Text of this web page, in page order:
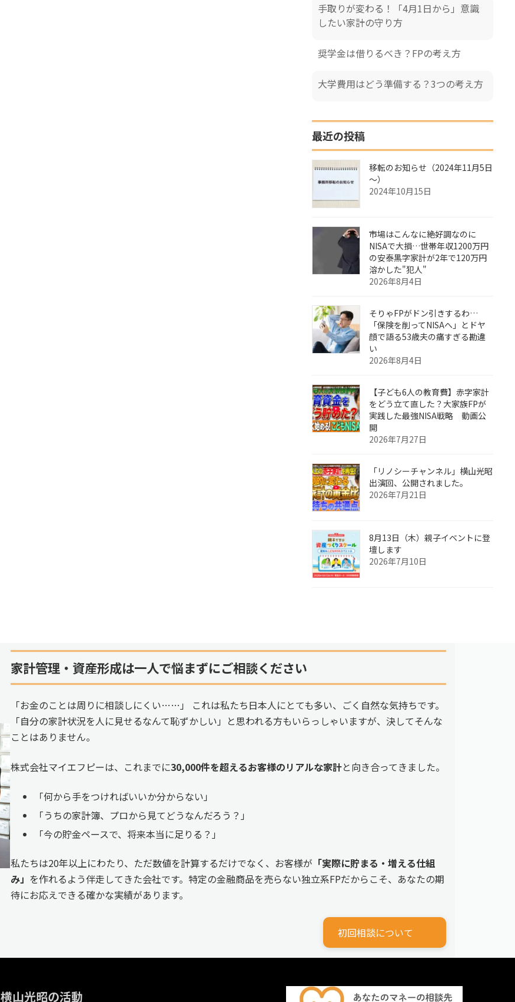
手取りが変わる！「4月1日から」意識
したい家計の守り方
奨学金は借りるべき？FPの考え方
大学費用はどう準備する？3つの考え方
最近の投稿
移転のお知らせ（2024年11月5日
～）
2024年10月15日
市場はこんなに絶好調なのに
NISAで大損…世帯年収1200万円
の安泰黒字家計が2年で120万円
溶かした"犯人"
2026年8月4日
そりゃFPがドン引きするわ…
「保険を削ってNISAへ」とドヤ
顔で語る53歳夫の痛すぎる勘違
い
2026年8月4日
【子ども6人の教育費】赤字家計
をどう立て直した？大家族FPが
実践した最強NISA戦略 動画公
開
2026年7月27日
「リノシーチャンネル」横山光昭
出演回、公開されました。
2026年7月21日
8月13日（木）親子イベントに登
壇します
2026年7月10日
家計管理・資産形成は一人で悩まずにご相談ください
「お金のことは周りに相談しにくい……」 これは私たち日本人にとても多い、ごく自然な気持ちです。
「自分の家計状況を人に見せるなんて恥ずかしい」と思われる方もいらっしゃいますが、決してそんな
ことはありません。
株式会社マイエフピーは、これまでに30,000件を超えるお客様のリアルな家計と向き合ってきました。
「何から手をつければいいか分からない」
「うちの家計簿、プロから見てどうなんだろう？」
「今の貯金ペースで、将来本当に足りる？」
私たちは20年以上にわたり、ただ数値を計算するだけでなく、お客様が 「実際に貯まる・増える仕組
み」 を作れるよう伴走してきた会社です。特定の金融商品を売らない独立系FPだからこそ、あなたの期
待にお応えできる確かな実績があります。
初回相談について
横山光昭の活動